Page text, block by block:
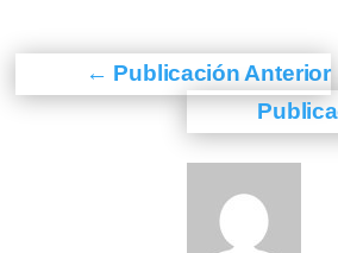
← Publicación Anterior